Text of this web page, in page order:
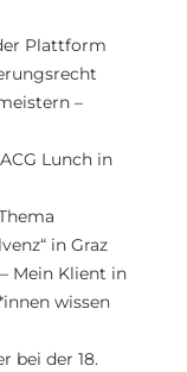
Plattform
–
Lunch in
in Graz
Mein Klient in
wissen
bei der 18.